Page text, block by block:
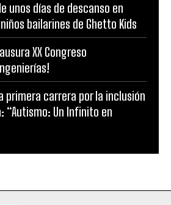
unos días de descanso en
bailarines de Ghetto Kids
XX Congreso
primera carrera por la inclusión
“Autismo: Un Infinito en